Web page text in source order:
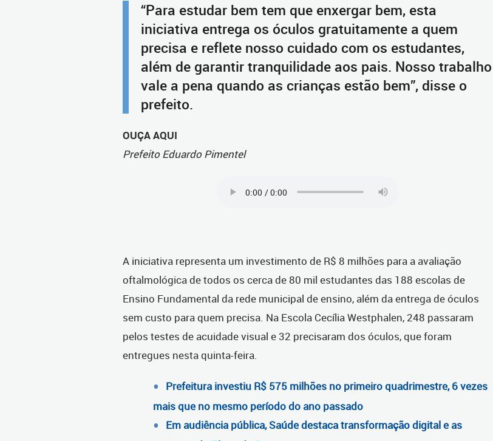
“Para estudar bem tem que enxergar bem, esta
iniciativa entrega os óculos gratuitamente a quem
precisa e reflete nosso cuidado com os estudantes,
além de garantir tranquilidade aos pais. Nosso trabalho
vale a pena quando as crianças estão bem”, disse o
prefeito.
OUÇA AQUI
Prefeito Eduardo Pimentel
A iniciativa representa um investimento de R$ 8 milhões para a avaliação
oftalmológica de todos os cerca de 80 mil estudantes das 188 escolas de
Ensino Fundamental da rede municipal de ensino, além da entrega de óculos
sem custo para quem precisa. Na Escola Cecília Westphalen, 248 passaram
pelos testes de acuidade visual e 32 precisaram dos óculos, que foram
entregues nesta quinta-feira.
Prefeitura investiu R$ 575 milhões no primeiro quadrimestre, 6 vezes
mais que no mesmo período do ano passado
Em audiência pública, Saúde destaca transformação digital e as